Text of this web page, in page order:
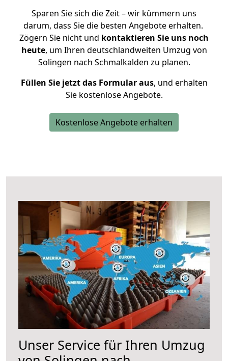
Sparen Sie sich die Zeit – wir kümmern uns
darum, dass Sie die besten Angebote erhalten.
Zögern Sie nicht und kontaktieren Sie uns noch
heute, um Ihren deutschlandweiten Umzug von
Solingen nach Schmalkalden zu planen.
Füllen Sie jetzt das Formular aus, und erhalten
Sie kostenlose Angebote.
Kostenlose Angebote erhalten
Unser Service für Ihren Umzug